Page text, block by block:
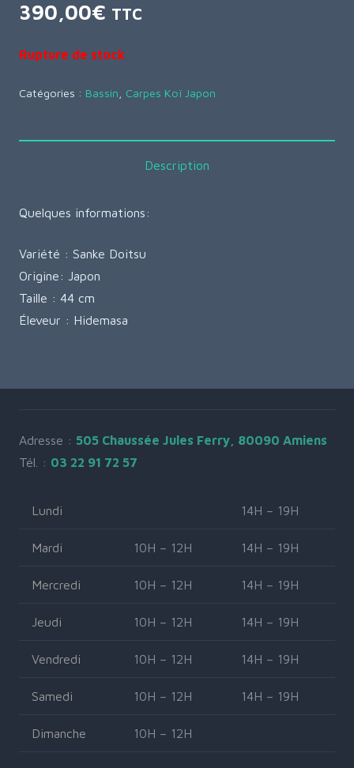
390,00€ TTC
Rupture de stock
Catégories : Bassin Carpes Koï Japon
Description
Quelques informations:
Variété : Sanke Doitsu
Origine: Japon
Taille : 44 cm
Éleveur : Hidemasa
Adresse : 505 Chaussée Jules Ferry, 80090 Amiens
Tél. : 03 22 91 72 57
Lundi 14H – 19H
Mardi 10H – 12H 14H – 19H
Mercredi 10H – 12H 14H – 19H
Jeudi 10H – 12H 14H – 19H
Vendredi 10H – 12H 14H – 19H
Samedi 10H – 12H 14H – 19H
Dimanche 10H – 12H